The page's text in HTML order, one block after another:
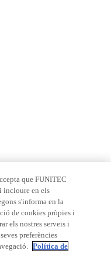
que FUNITEC
incloure en els
s'informa en la
de cookies pròpies i
els nostres serveis i
preferències
Política de